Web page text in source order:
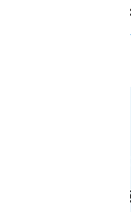
山村恭弘（
山村